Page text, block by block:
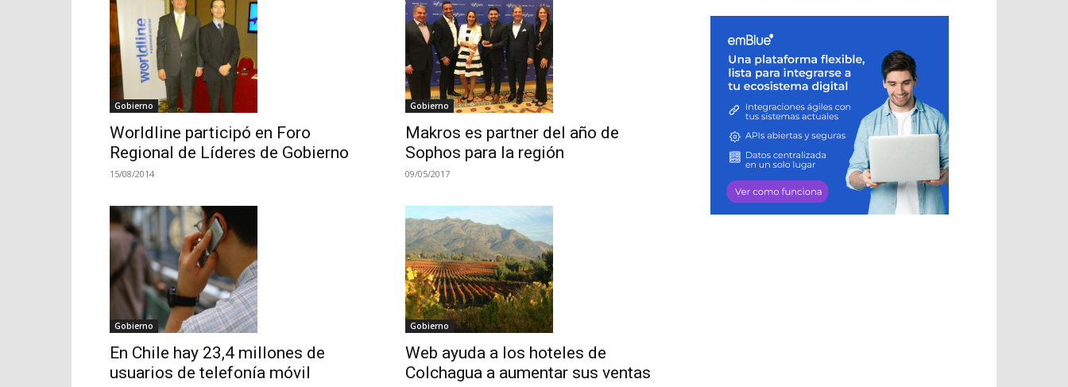
Gobierno
Worldline participó en Foro
Regional de Líderes de Gobierno
15/08/2014
Gobierno
Makros es partner del año de
Sophos para la región
09/05/2017
Gobierno
En Chile hay 23,4 millones de
usuarios de telefonía móvil
Gobierno
Web ayuda a los hoteles de
Colchagua a aumentar sus ventas